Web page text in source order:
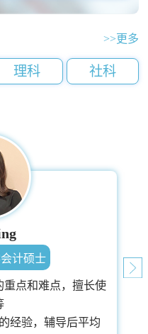
>>更多
理科 社科
计硕士
重点和难点，擅长使
经验，辅导后平均